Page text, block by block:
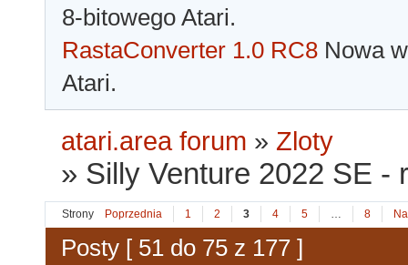
8-bitowego Atari.
RastaConverter 1.0 RC8 Nowa
Atari.
atari.area forum » Zloty
» Silly Venture 2022 SE -
Strony Poprzednia 1 2 3 4 5 … 8
Posty [ 51 do 75 z 177 ]